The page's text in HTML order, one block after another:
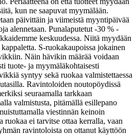
kun ne saapuvat myymälään.
päivittäin ja viimeistä myyntipäivää
alennetaan. Punalaputetut -30 % -
keskuudessa. Niitä myydään
S-ruokakaupoissa jokainen
Näin hävikin määrää voidaan
tuote- ja myymäläkohtaisesti
syntyy sekä ruokaa valmistettaessa
Ravintoloiden noutopöydissä
seuraamalla tarkkaan
valmistusta, pitämällä esillepano
viestinnän keinoin
ruokaa ei tarvitse ottaa kerralla, vaan
ravintoloista on ottanut käyttöön